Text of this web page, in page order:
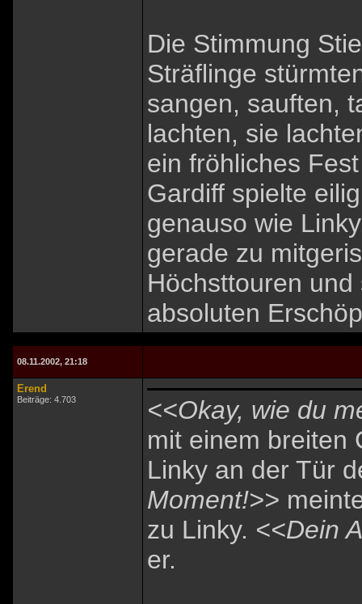
Die Stimmung
Sträflinge
sangen, sauften,
lachten, sie
ein fröhliches
Gardiff spielte
genauso wie
gerade zu
Höchsttouren
absoluten
08.11.2002, 21:18
Erend
Beiträge: 4.703
<<Okay, wie du
mit einem breiten
Linky an der Tür
Moment!>>
zu Linky. <<Dein
er.